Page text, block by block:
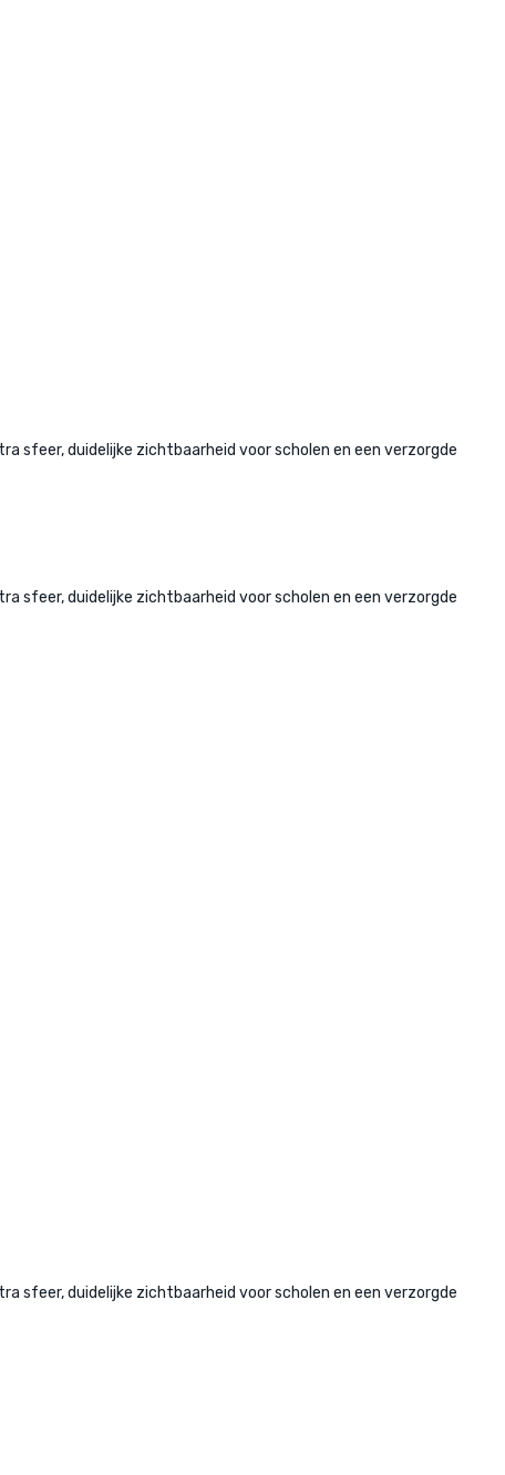
sfeer, duidelijke zichtbaarheid voor scholen en een verzorgde
sfeer, duidelijke zichtbaarheid voor scholen en een verzorgde
sfeer, duidelijke zichtbaarheid voor scholen en een verzorgde